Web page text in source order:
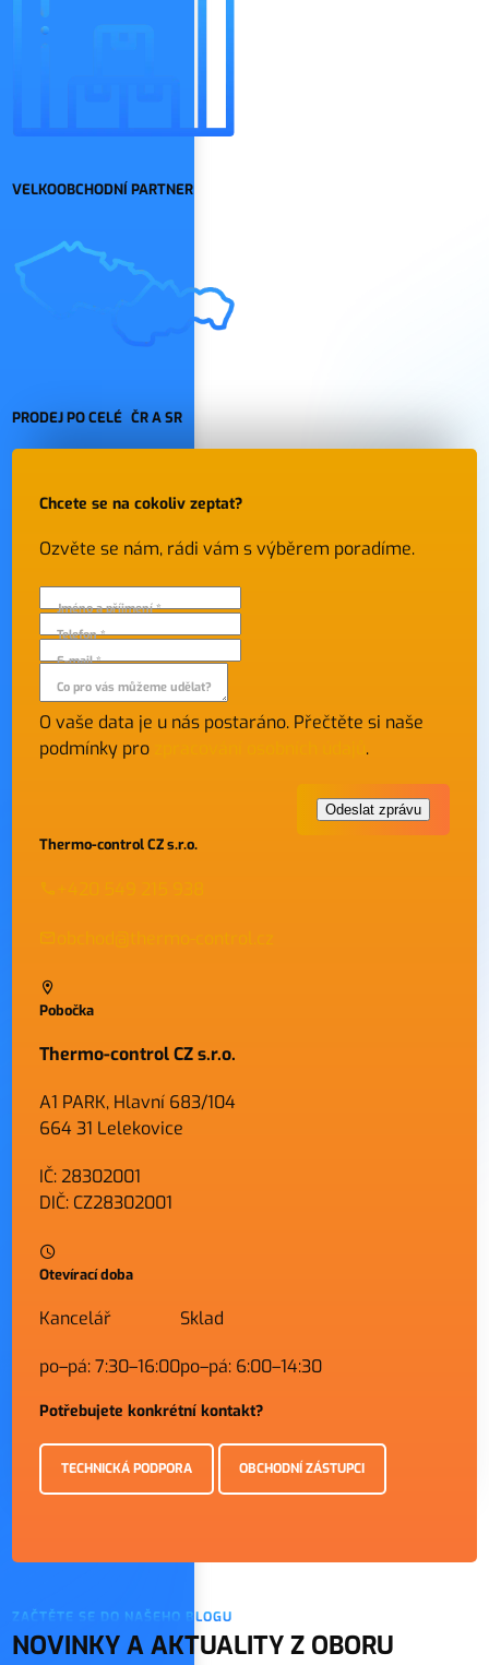
VELKOOBCHODNÍ PARTNER
PRODEJ PO CELÉ ČR A SR
Chcete se na cokoliv zeptat?
Ozvěte se nám, rádi vám s výběrem poradíme.
Jméno a příjmení *
Telefon *
E-mail *
Co pro vás můžeme udělat?
O vaše data je u nás postaráno. Přečtěte si naše
podmínky pro
.
Thermo-control CZ s.r.o.
Pobočka
Thermo-control CZ s.r.o.
A1 PARK, Hlavní 683/104
664 31 Lelekovice
IČ: 28302001
DIČ: CZ28302001
Otevírací doba
Kancelář
po–pá: 7:30–16:00
Sklad
po–pá: 6:00–14:30
Potřebujete konkrétní kontakt?
TECHNICKÁ PODPORA OBCHODNÍ ZÁSTUPCI
ZAČTĚTE SE DO NAŠEHO BLOGU
NOVINKY A AKTUALITY Z OBORU